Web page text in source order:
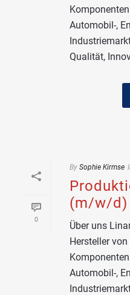
Automobil-,
Qualität,
0
By Sophie Kirmse
(m/w/d)
Über uns
Hersteller
Automobil-,